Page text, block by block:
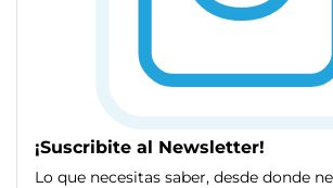
¡Suscribite al Newsletter!
Lo que necesitas saber, desde donde